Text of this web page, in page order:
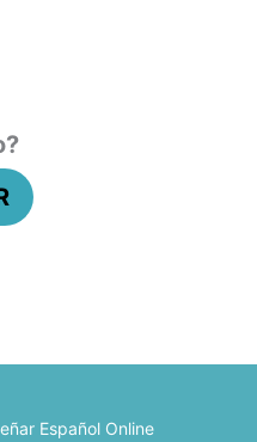
Español Online